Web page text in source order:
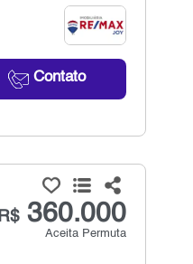
Contato
R$360.000
Aceita Permuta